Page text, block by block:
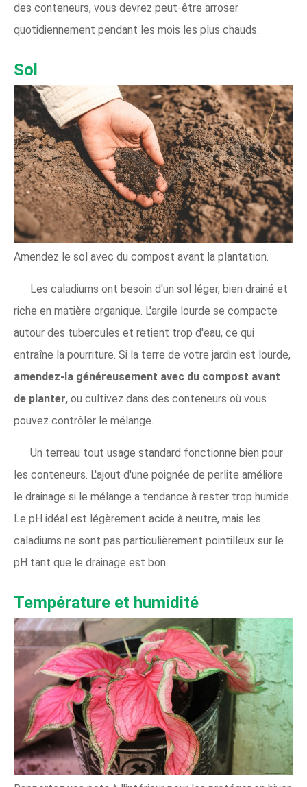
des conteneurs, vous devrez peut-être arroser
quotidiennement pendant les mois les plus chauds.
Sol
Amendez le sol avec du compost avant la plantation.
Les caladiums ont besoin d'un sol léger, bien drainé et
riche en matière organique. L'argile lourde se compacte
autour des tubercules et retient trop d'eau, ce qui
entraîne la pourriture. Si la terre de votre jardin est lourde,
amendez-la généreusement avec du compost avant
de planter, ou cultivez dans des conteneurs où vous
pouvez contrôler le mélange.
Un terreau tout usage standard fonctionne bien pour
les conteneurs. L'ajout d'une poignée de perlite améliore
le drainage si le mélange a tendance à rester trop humide.
Le pH idéal est légèrement acide à neutre, mais les
caladiums ne sont pas particulièrement pointilleux sur le
pH tant que le drainage est bon.
Température et humidité